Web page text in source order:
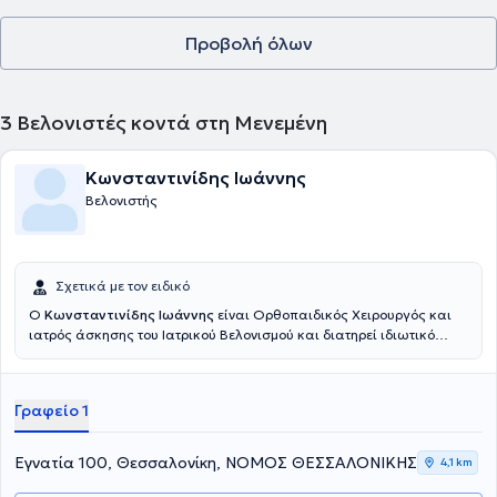
Προβολή όλων
3 Βελονιστές κοντά στη Μενεμένη
Κωνσταντινίδης Ιωάννης
Βελονιστής
Σχετικά με τον ειδικό
Ο Κωνσταντινίδης Ιωάννης είναι Ορθοπαιδικός Χειρουργός και
ιατρός άσκησης του Ιατρικού Βελονισμού και διατηρεί ιδιωτικό
πτυχίου: άριστα) από την Ιατρική Σχολή του Πανεπιστημίου “Carol
ειδικευόμενος ιατρός στην Α’ Ορθοπαιδική κλινική του
Αριστοτελείου Πανεπιστημίου Θεσσαλονίκης, Γ.Ν.Θ. «Γ.
Παπανικολάου» Θεσσαλονίκης και στην Β’ Χειρουργική-
Ογκολογική κλινική του Αντικαρκινικού Νοσοκομείου
Γραφείο 1
Εγνατία 100, Θεσσαλονίκη, ΝΟΜΟΣ ΘΕΣΣΑΛΟΝΙΚΗΣ 4,1 km